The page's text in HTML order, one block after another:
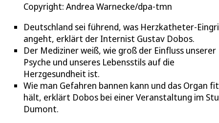
Copyright: Andrea Warnecke/dpa-tmn
Deutschland sei führend, was Herzkatheter-
angeht, erklärt der Internist Gustav Dobos.
Der Mediziner weiß, wie groß der Einfluss unserer
Psyche und unseres Lebensstils auf die
Herzgesundheit ist.
Wie man Gefahren bannen kann und das Organ fit
hält, erklärt Dobos bei einer Veranstaltung im
Dumont.